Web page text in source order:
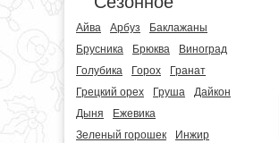
Айва Арбуз
Баклажаны
Брусника
Брюква
Виноград
Голубика
Горох
Гранат
Грецкий орех
Груша
Дайкон
Дыня
Ежевика
Зеленый горошек
Инжир